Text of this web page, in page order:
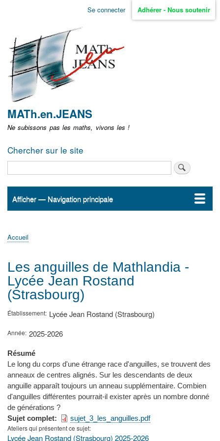
Aller
non
identifié
Se connecter Adhérer - Nous soutenir
MATh.en.JEANS
Ne subissons pas les maths, vivons les !
Chercher sur le site
Navigation
Afficher — Navigation principale
Accueil
ActualitésMATh.en.JEANS ?
Régions et Ateliers
Créer, gérer un atelier
Sujets/Publications
Congrès
d'Ariane
Accueil
Les anguilles de Mathlandia -
Lycée Jean Rostand
(Strasbourg)
Établissement Lycée Jean Rostand (Strasbourg)
Année 2025-2026
Résumé
Le long du corps d'une étrange race d'anguilles, se trouvent des
anneaux de centres alignés. Sur les descendants de deux
anguille apparaît toujours un anneau supplémentaire. Combien
d'anguilles différentes pourrait-il exister après un nombre donné
de générations ?
Sujet complet
sujet_3_les_anguilles.pdf
Ateliers qui présentent ce sujet
Lycée Jean Rostand (Strasbourg) 2025-2026